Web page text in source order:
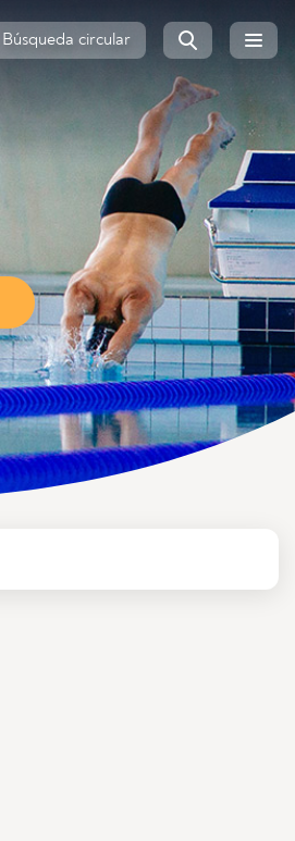
Búsqueda circular